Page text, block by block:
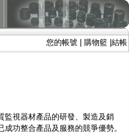
您的帳號 購物籃 結帳
監視器材產品的研發、製造及銷
功整合產品及服務的競爭優勢。